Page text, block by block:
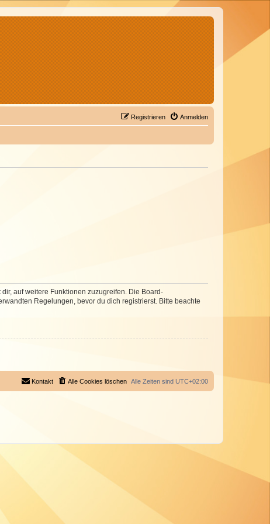
Anmelden
Registrieren
auf weitere Funktionen zuzugreifen. Die Board-
Regelungen, bevor du dich registrierst. Bitte beachte
Alle Zeiten sind UTC+02:00
Alle Cookies löschen
Kontakt